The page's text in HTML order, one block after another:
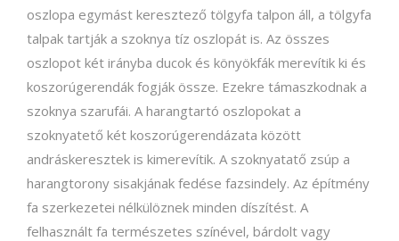
oszlopa egymást keresztező tölgyfa talpon áll, a tölgyfa
talpak tartják a szoknya tíz oszlopát is. Az összes
oszlopot két irányba ducok és könyökfák merevítik ki és
koszorúgerendák fogják össze. Ezekre támaszkodnak a
szoknya szarufái. A harangtartó oszlopokat a
szoknyatető két koszorúgerendázata között
andráskeresztek is kimerevítik. A szoknyatatő zsúp a
harangtorony sisakjának fedése fazsindely. Az építmény
fa szerkezetei nélkülöznek minden díszítést. A
felhasznált fa természetes színével, bárdolt vagy